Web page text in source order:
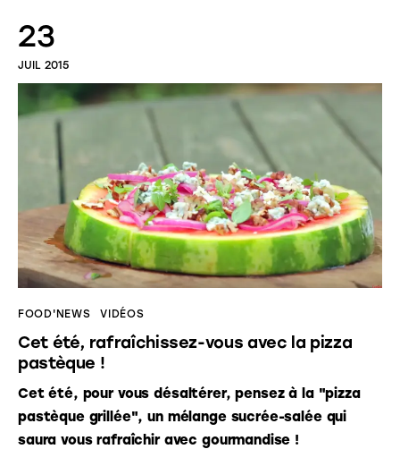
23
JUIL 2015
FOOD'NEWS VIDÉOS
Cet été, rafraîchissez-vous avec la pizza
pastèque !
Cet été, pour vous désaltérer, pensez à la "pizza
pastèque grillée", un mélange sucrée-salée qui
saura vous rafraîchir avec gourmandise !